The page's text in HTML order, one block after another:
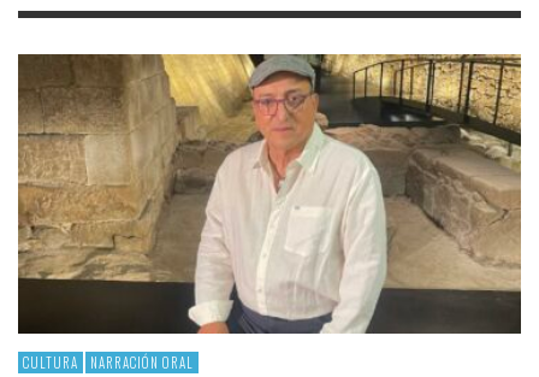
CULTURA NARRACIÓN ORAL